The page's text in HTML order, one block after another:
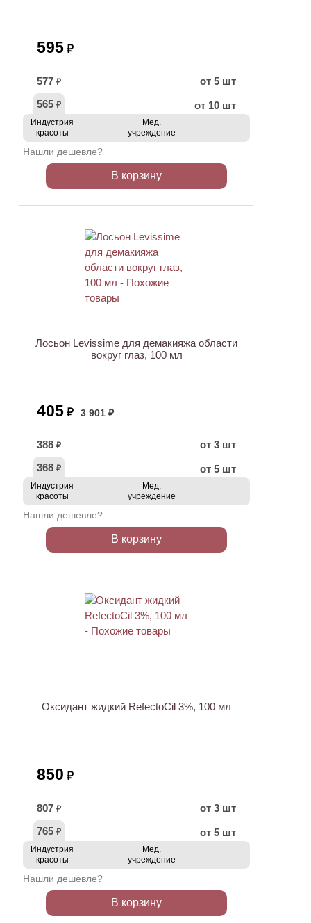
595 ₽
577 ₽
от 5 шт
565 ₽ от 10 шт
Индустрия
красоты
Мед.
учреждение
Нашли дешевле?
В корзину
Лосьон Levissime для демакияжа области
вокруг глаз, 100 мл
405 ₽ 3 901 ₽
388 ₽
от 3 шт
368 ₽ от 5 шт
Индустрия
красоты
Мед.
учреждение
Нашли дешевле?
В корзину
Оксидант жидкий RefectoCil 3%, 100 мл
850 ₽
807 ₽
от 3 шт
765 ₽ от 5 шт
Индустрия
красоты
Мед.
учреждение
Нашли дешевле?
В корзину